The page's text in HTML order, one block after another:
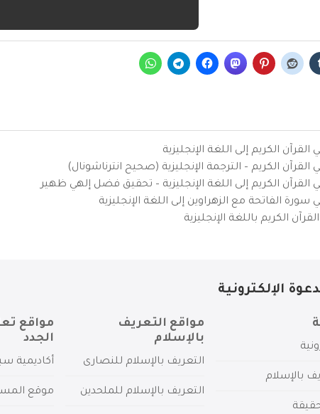
الكريم إلى اللغة الإنجليزية
القرآن الكريم – الترجمة الإنجليزية (صحيح انترناشونال)
القرآن الكريم إلى اللغة الإنجليزية – تحقيق فضل إلهي ظهير
سورة الفاتحة مع الزهراوين إلى اللغة الإنجليزية
الكريم باللغة الإنجليزية
الإلكترونية
بالإسلام
مواقع التعريف
بالإسلام
التعريف بالإسلام للنصارى
التعريف بالإسلام للملحدين
مواقع
الجدد
أكاديمية
موقع